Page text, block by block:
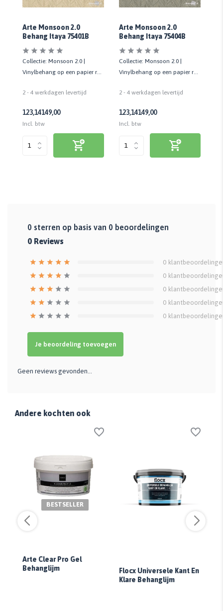
Arte Monsoon 2.0
Behang Itaya 75401B
Collectie: Monsoon 2.0 |
Vinylbehang op een papier rug
2 - 4 werkdagen levertijd
123,14149,00
Incl. btw
Arte Monsoon 2.0
Behang Itaya 75404B
Collectie: Monsoon 2.0 |
Vinylbehang op een papier rug
2 - 4 werkdagen levertijd
123,14149,00
Incl. btw
0 sterren op basis van 0 beoordelingen
0 Reviews
0
0
0
0
0
Je beoordeling toevoegen
Geen reviews gevonden...
Andere kochten ook
BESTSELLER
Arte Clear Pro Gel
Behanglijm
Flocx Universele Kant En
Klare Behanglijm